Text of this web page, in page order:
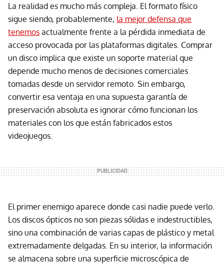
La realidad es mucho más compleja. El formato físico
sigue siendo, probablemente, la mejor defensa que
tenemos actualmente frente a la pérdida inmediata de
acceso provocada por las plataformas digitales. Comprar
un disco implica que existe un soporte material que
depende mucho menos de decisiones comerciales
tomadas desde un servidor remoto. Sin embargo,
convertir esa ventaja en una supuesta garantía de
preservación absoluta es ignorar cómo funcionan los
materiales con los que están fabricados estos
videojuegos.
El primer enemigo aparece donde casi nadie puede verlo.
Los discos ópticos no son piezas sólidas e indestructibles,
sino una combinación de varias capas de plástico y metal
extremadamente delgadas. En su interior, la información
se almacena sobre una superficie microscópica de